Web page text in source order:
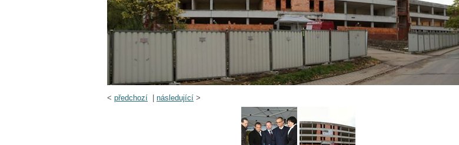
< předchozí následující >